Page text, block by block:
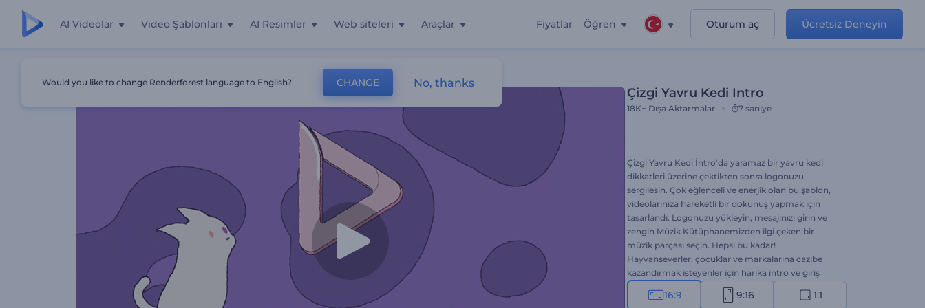
AI Videolar Video Şablonları AI Resimler Web siteleri Araçlar Fiyatlar Öğren Oturum aç Ücretsiz Deneyin
Çizgi Yavru Kedi İntro
18K+ Dışa Aktarmalar 7 saniye
Çizgi Yavru Kedi İntro'da yaramaz bir yavru kedi
dikkatleri üzerine çektikten sonra logonuzu
sergilesin. Çok eğlenceli ve enerjik olan bu şablon,
videolarınıza hareketli bir dokunuş yapmak için
tasarlandı. Logonuzu yükleyin, mesajınızı girin ve
zengin Müzik Kütüphanemizden ilgi çeken bir
müzik parçası seçin. Hepsi bu kadar!
Hayvanseverler, çocuklar ve markalarına cazibe
kazandırmak isteyenler için harika intro ve giriş
videoları elde etmek için ideal. Hemen oluşturun ve
videolarınıza akılda kalan bir başlangıç yapın!
16:9 9:16 1:1
Would you like to change Renderforest language to English? CHANGE No, thanks